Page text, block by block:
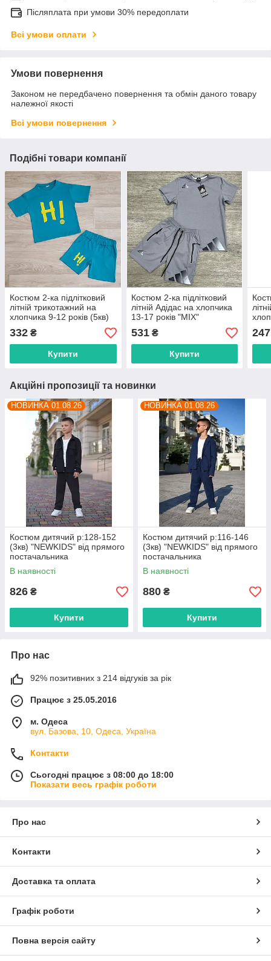
Післяплата при умови 30% передоплати
Всі умови оплати
Умови повернення
Законом не передбачено повернення та обмін даного товару
належної якості
Всі умови повернення
Подібні товари компанії
Костюм 2-ка підлітковий
літній трикотажний на
хлопчика 9-12 років (5кв)
"HARIZMA" недорого від
прямого постачальника
332 ₴
Купити
Костюм 2-ка підлітковий
літній Адідас на хлопчика
13-17 років "MIX"
недорого від прямого
постачальника
531₴
Купити
247
Акційні пропозиції та новинки
НОВИНКА 01.08.26
Костюм дитячий р:128-152
(3кв) "NEWKIDS" від прямого
постачальника
В наявності
826 ₴
Купити
НОВИНКА 01.08.26
Костюм дитячий р:116-146
(3кв) "NEWKIDS" від прямого
постачальника
В наявності
880 ₴
Купити
Про нас
92% позитивних з 214 відгуків за рік
Працює з 25.05.2016
м. Одеса
вул. Базова, 10, Одеса, Україна
Контакти
Сьогодні працює з 08:00 до 18:00
Показати весь графік роботи
Про нас
Контакти
Доставка та оплата
Графік роботи
Повна версія сайту